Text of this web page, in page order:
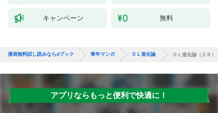
キャンペーン 無料
漫画無料試し読みならdブック 青年マンガ ＯＬ進化論 ＯＬ進化論（２６）
アプリならもっと便利で快適に！